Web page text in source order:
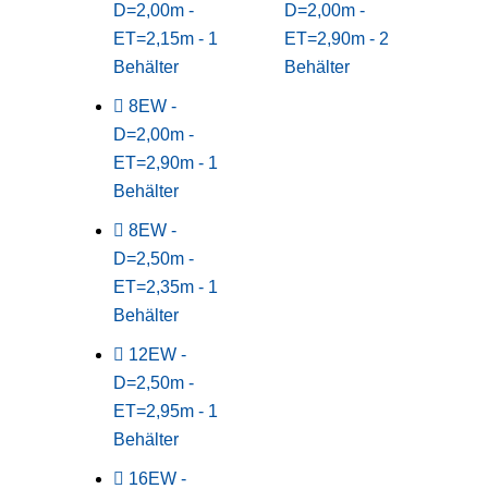
D=2,00m -
ET=2,15m - 1
Behälter
8EW -
D=2,00m -
ET=2,90m - 1
Behälter
8EW -
D=2,50m -
ET=2,35m - 1
Behälter
12EW -
D=2,50m -
ET=2,95m - 1
Behälter
16EW -
D=2,00m -
ET=2,90m - 2
Behälter